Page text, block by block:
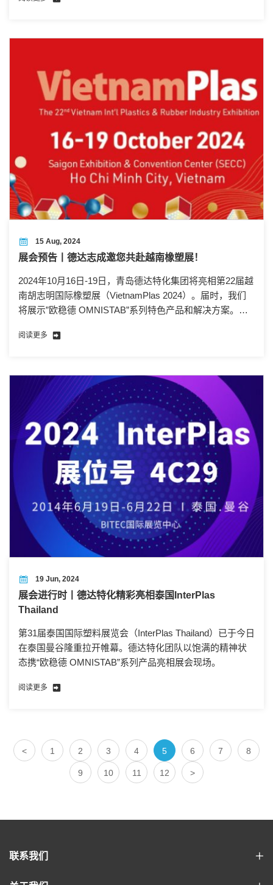
15 Aug, 2024
展会预告丨德达志成邀您共赴越南橡塑展！
2024年10月16日-19日，青岛德达特化集团将亮相第22届越
南胡志明国际橡塑展（VietnamPlas 2024）。届时，我们
将展示”欧稳德 OMNISTAB”系列特色产品和解决方案。我
展方向和机遇，助力行业全球化发展！
阅读更多
19 Jun, 2024
展会进行时丨德达特化精彩亮相泰国InterPlas
Thailand
第31届泰国国际塑料展览会（InterPlas Thailand）已于今日
在泰国曼谷隆重拉开帷幕。德达特化团队以饱满的精神状
态携“欧稳德 OMNISTAB”系列产品亮相展会现场。
阅读更多
< 1 2 3 4 5 6 7 8
9 10 11 12 >
联系我们